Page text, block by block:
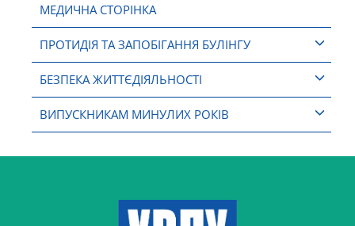
МЕДИЧНА СТОРІНКА
ПРОТИДІЯ ТА ЗАПОБІГАННЯ БУЛІНГУ
БЕЗПЕКА ЖИТТЄДІЯЛЬНОСТІ
ВИПУСКНИКАМ МИНУЛИХ РОКІВ